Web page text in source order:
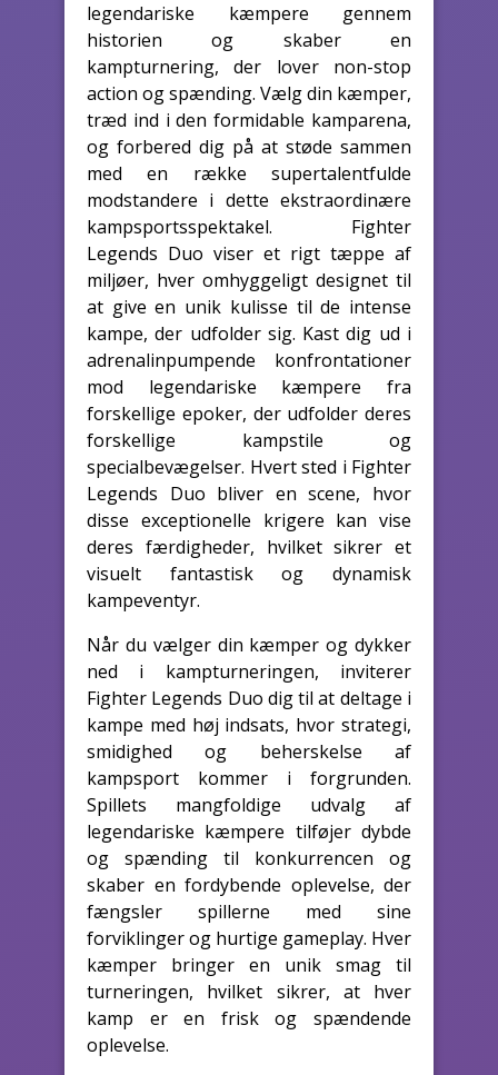
legendariske kæmpere gennem
historien og skaber en
kampturnering, der lover non-stop
action og spænding. Vælg din kæmper,
træd ind i den formidable kamparena,
og forbered dig på at støde sammen
med en række supertalentfulde
modstandere i dette ekstraordinære
kampsportsspektakel. Fighter
Legends Duo viser et rigt tæppe af
miljøer, hver omhyggeligt designet til
at give en unik kulisse til de intense
kampe, der udfolder sig. Kast dig ud i
adrenalinpumpende konfrontationer
mod legendariske kæmpere fra
forskellige epoker, der udfolder deres
forskellige kampstile og
specialbevægelser. Hvert sted i Fighter
Legends Duo bliver en scene, hvor
disse exceptionelle krigere kan vise
deres færdigheder, hvilket sikrer et
visuelt fantastisk og dynamisk
kampeventyr.
Når du vælger din kæmper og dykker
ned i kampturneringen, inviterer
Fighter Legends Duo dig til at deltage i
kampe med høj indsats, hvor strategi,
smidighed og beherskelse af
kampsport kommer i forgrunden.
Spillets mangfoldige udvalg af
legendariske kæmpere tilføjer dybde
og spænding til konkurrencen og
skaber en fordybende oplevelse, der
fængsler spillerne med sine
forviklinger og hurtige gameplay. Hver
kæmper bringer en unik smag til
turneringen, hvilket sikrer, at hver
kamp er en frisk og spændende
oplevelse.